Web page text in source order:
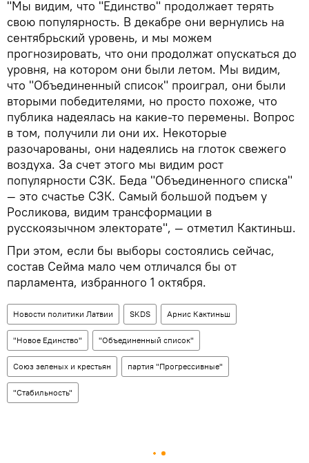
"Мы видим, что "Единство" продолжает терять
свою популярность. В декабре они вернулись на
сентябрьский уровень, и мы можем
прогнозировать, что они продолжат опускаться до
уровня, на котором они были летом. Мы видим,
что "Объединенный список" проиграл, они были
вторыми победителями, но просто похоже, что
публика надеялась на какие-то перемены. Вопрос
в том, получили ли они их. Некоторые
разочарованы, они надеялись на глоток свежего
воздуха. За счет этого мы видим рост
популярности СЗК. Беда "Объединенного списка"
— это счастье СЗК. Самый большой подъем у
Росликова, видим трансформации в
русскоязычном электорате", — отметил Кактиньш.
При этом, если бы выборы состоялись сейчас,
состав Сейма мало чем отличался бы от
парламента, избранного 1 октября.
Новости политики Латвии SKDS Арнис Кактиньш
"Новое Единство" "Объединенный список"
Союз зеленых и крестьян партия "Прогрессивные"
"Стабильность"